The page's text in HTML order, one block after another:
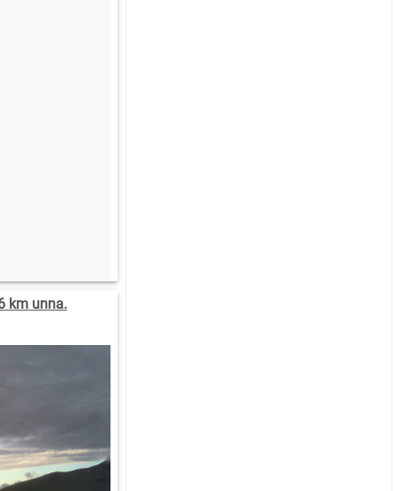
km unna.